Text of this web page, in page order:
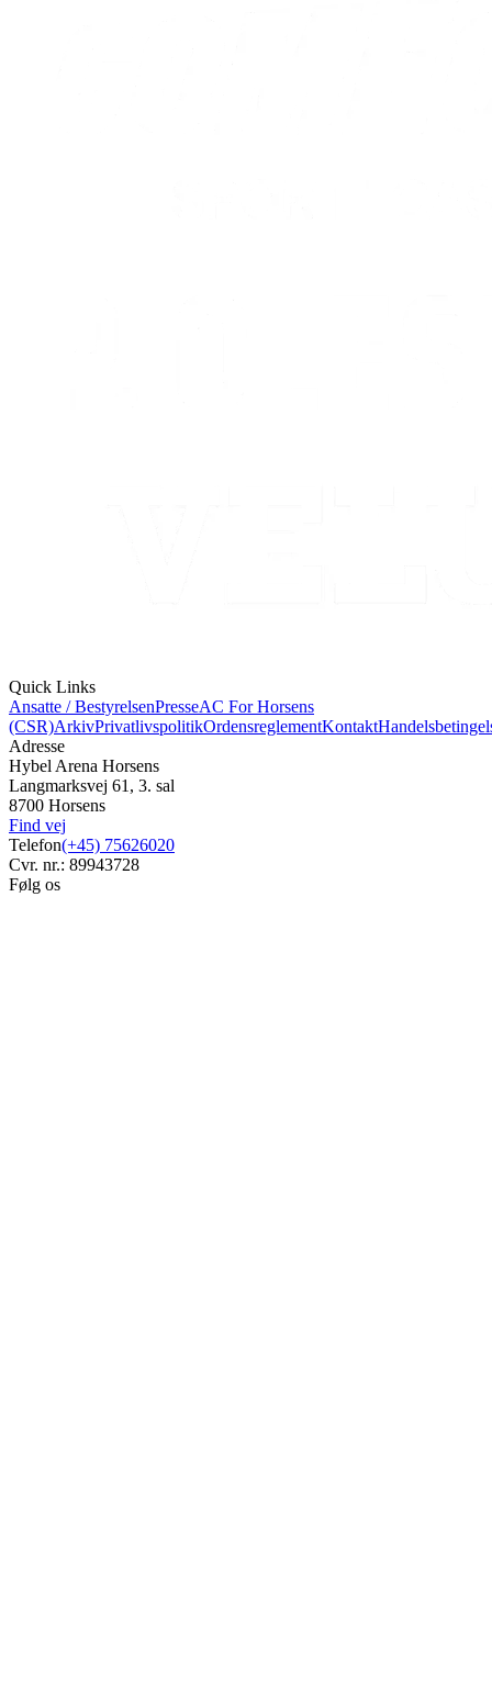
Quick Links
Ansatte / BestyrelsenPresseAC For Horsens
(CSR)ArkivPrivatlivspolitikOrdensreglementKontakt
Adresse
Hybel Arena Horsens
Langmarksvej 61, 3. sal
8700 Horsens
Find vej
Telefon(+45) 75626020
Cvr. nr.: 89943728
Følg os